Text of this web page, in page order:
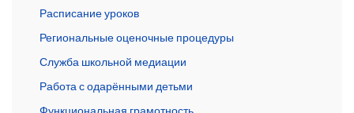
Расписание уроков
Региональные оценочные процедуры
Служба школьной медиации
Работа с одарёнными детьми